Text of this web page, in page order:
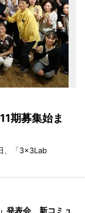
期募集始ま
、「3×3Lab
発表会 新コミュ